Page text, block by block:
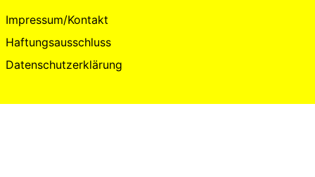
Impressum/Kontakt
Haftungsausschluss
Datenschutzerklärung